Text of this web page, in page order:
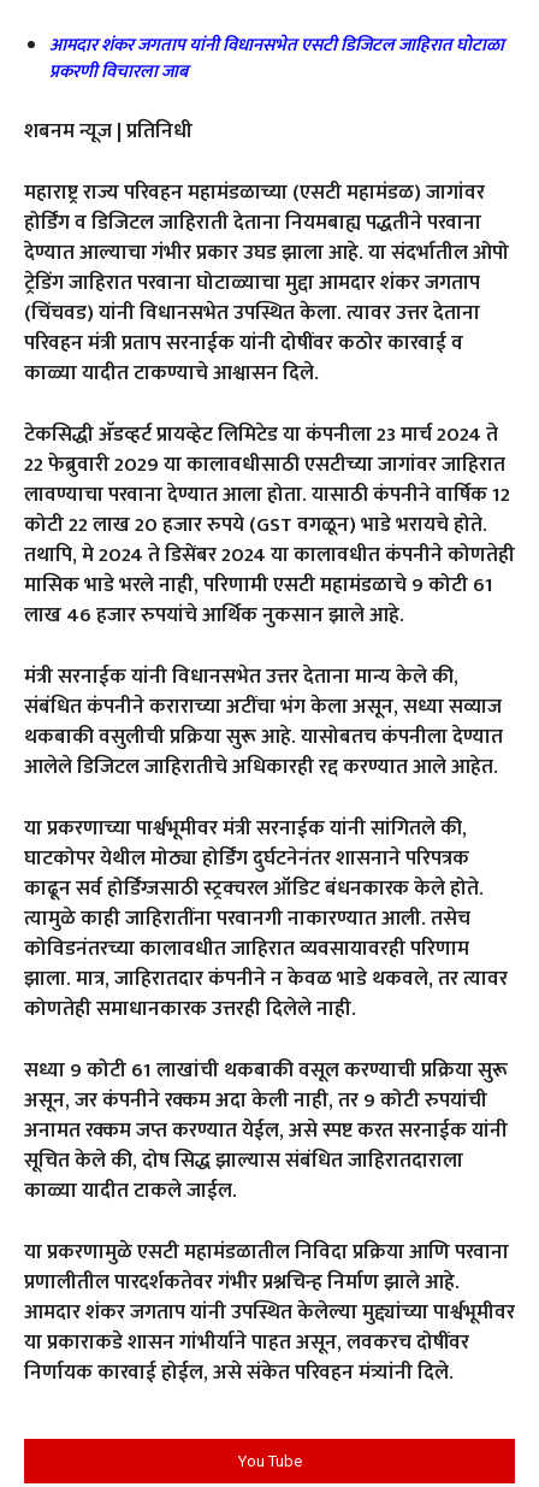
आमदार शंकर जगताप यांनी विधानसभेत एसटी डिजिटल जाहिरात घोटाळा
प्रकरणी विचारला जाब
शबनम न्यूज | प्रतिनिधी
महाराष्ट्र राज्य परिवहन महामंडळाच्या (एसटी महामंडळ) जागांवर
होर्डिंग व डिजिटल जाहिराती देताना नियमबाह्य पद्धतीने परवाना
देण्यात आल्याचा गंभीर प्रकार उघड झाला आहे. या संदर्भातील ओपो
ट्रेडिंग जाहिरात परवाना घोटाळ्याचा मुद्दा आमदार शंकर जगताप
(चिंचवड) यांनी विधानसभेत उपस्थित केला. त्यावर उत्तर देताना
परिवहन मंत्री प्रताप सरनाईक यांनी दोषींवर कठोर कारवाई व
काळ्या यादीत टाकण्याचे आश्वासन दिले.
टेकसिद्धी अ‍ॅडव्हर्ट प्रायव्हेट लिमिटेड या कंपनीला 23 मार्च 2024 ते
22 फेब्रुवारी 2029 या कालावधीसाठी एसटीच्या जागांवर जाहिरात
लावण्याचा परवाना देण्यात आला होता. यासाठी कंपनीने वार्षिक 12
कोटी 22 लाख 20 हजार रुपये (GST वगळून) भाडे भरायचे होते.
तथापि, मे 2024 ते डिसेंबर 2024 या कालावधीत कंपनीने कोणतेही
मासिक भाडे भरले नाही, परिणामी एसटी महामंडळाचे 9 कोटी 61
लाख 46 हजार रुपयांचे आर्थिक नुकसान झाले आहे.
मंत्री सरनाईक यांनी विधानसभेत उत्तर देताना मान्य केले की,
संबंधित कंपनीने कराराच्या अटींचा भंग केला असून, सध्या सव्याज
थकबाकी वसुलीची प्रक्रिया सुरू आहे. यासोबतच कंपनीला देण्यात
आलेले डिजिटल जाहिरातीचे अधिकारही रद्द करण्यात आले आहेत.
या प्रकरणाच्या पार्श्वभूमीवर मंत्री सरनाईक यांनी सांगितले की,
घाटकोपर येथील मोठ्या होर्डिंग दुर्घटनेनंतर शासनाने परिपत्रक
काढून सर्व होर्डिंग्जसाठी स्ट्रक्चरल ऑडिट बंधनकारक केले होते.
त्यामुळे काही जाहिरातींना परवानगी नाकारण्यात आली. तसेच
कोविडनंतरच्या कालावधीत जाहिरात व्यवसायावरही परिणाम
झाला. मात्र, जाहिरातदार कंपनीने न केवळ भाडे थकवले, तर त्यावर
कोणतेही समाधानकारक उत्तरही दिलेले नाही.
सध्या 9 कोटी 61 लाखांची थकबाकी वसूल करण्याची प्रक्रिया सुरू
असून, जर कंपनीने रक्कम अदा केली नाही, तर 9 कोटी रुपयांची
अनामत रक्कम जप्त करण्यात येईल, असे स्पष्ट करत सरनाईक यांनी
सूचित केले की, दोष सिद्ध झाल्यास संबंधित जाहिरातदाराला
काळ्या यादीत टाकले जाईल.
या प्रकरणामुळे एसटी महामंडळातील निविदा प्रक्रिया आणि परवाना
प्रणालीतील पारदर्शकतेवर गंभीर प्रश्नचिन्ह निर्माण झाले आहे.
आमदार शंकर जगताप यांनी उपस्थित केलेल्या मुद्द्यांच्या पार्श्वभूमीवर
या प्रकाराकडे शासन गांभीर्याने पाहत असून, लवकरच दोषींवर
निर्णायक कारवाई होईल, असे संकेत परिवहन मंत्र्यांनी दिले.
You Tube